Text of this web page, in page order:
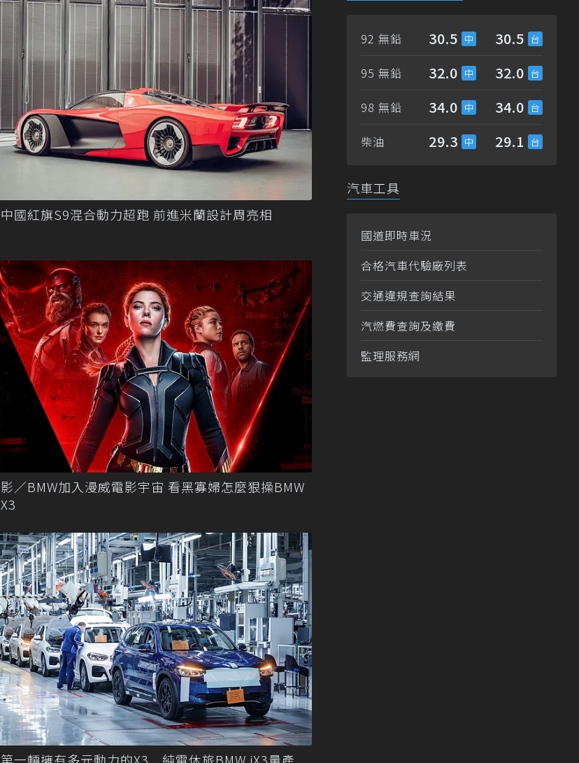
中國紅旗S9混合動力超跑 前進米蘭設計周亮相
影／BMW加入漫威電影宇宙 看黑寡婦怎麼狠操BMW
X3
第一輛擁有多元動力的X3 純電休旅BMW iX3量產
92 無鉛 30.5 30.5
95 無鉛 32.0 32.0
98 無鉛 34.0 34.0
柴油 29.3 29.1
汽車工具
國道即時車況
合格汽車代驗廠列表
交通違規查詢結果
汽燃費查詢及繳費
監理服務網